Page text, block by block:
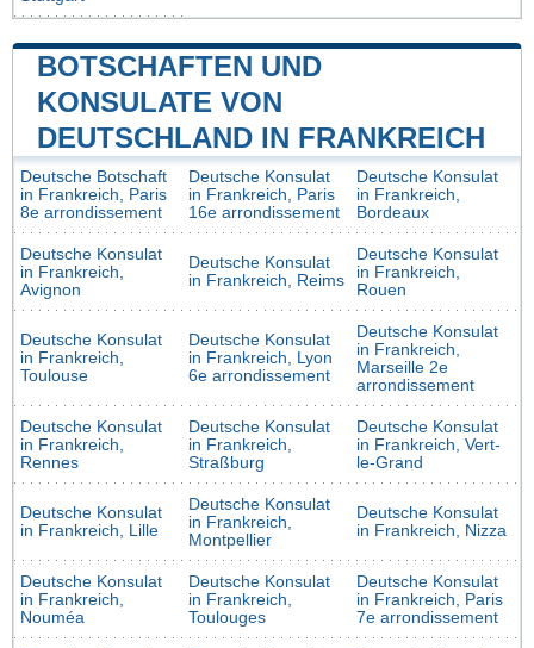
BOTSCHAFTEN UND
KONSULATE VON
DEUTSCHLAND IN FRANKREICH
Deutsche Botschaft
in Frankreich, Paris
8e arrondissement
Deutsche Konsulat
in Frankreich, Paris
16e arrondissement
Deutsche Konsulat
in Frankreich,
Bordeaux
Deutsche Konsulat
in Frankreich,
Avignon
Deutsche Konsulat
in Frankreich, Reims
Deutsche Konsulat
in Frankreich,
Rouen
Deutsche Konsulat
in Frankreich,
Toulouse
Deutsche Konsulat
in Frankreich, Lyon
6e arrondissement
Deutsche Konsulat
in Frankreich,
Marseille 2e
arrondissement
Deutsche Konsulat
in Frankreich,
Rennes
Deutsche Konsulat
in Frankreich,
Straßburg
Deutsche Konsulat
in Frankreich, Vert-
le-Grand
Deutsche Konsulat
in Frankreich, Lille
Deutsche Konsulat
in Frankreich,
Montpellier
Deutsche Konsulat
in Frankreich, Nizza
Deutsche Konsulat
in Frankreich,
Nouméa
Deutsche Konsulat
in Frankreich,
Toulouges
Deutsche Konsulat
in Frankreich, Paris
7e arrondissement